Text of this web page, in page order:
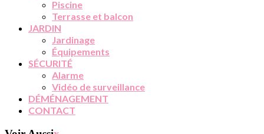
Piscine
Terrasse et balcon
JARDIN
Jardinage
Équipements
SÉCURITÉ
Alarme
Vidéo de surveillance
DÉMÉNAGEMENT
CONTACT